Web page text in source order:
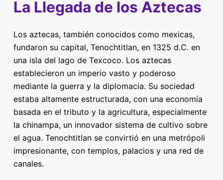
La Llegada de los Aztecas
Los aztecas, también conocidos como mexicas,
fundaron su capital, Tenochtitlan, en 1325 d.C. en
una isla del lago de Texcoco. Los aztecas
establecieron un imperio vasto y poderoso
mediante la guerra y la diplomacia. Su sociedad
estaba altamente estructurada, con una economía
basada en el tributo y la agricultura, especialmente
la chinampa, un innovador sistema de cultivo sobre
el agua. Tenochtitlan se convirtió en una metrópoli
impresionante, con templos, palacios y una red de
canales.